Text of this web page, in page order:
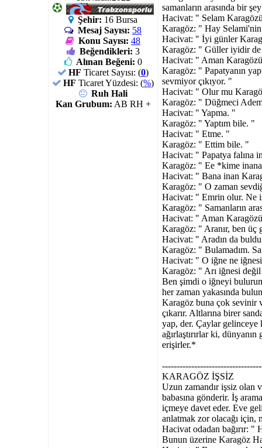
Şehir: 16 Bursa
Mesaj Sayısı: 58
Konu Sayısı: 48
Beğendikleri: 3
Alınan Beğeni: 0
HF Ticaret Sayısı: (0)
HF Ticaret Yüzdesi: (%)
Ruh Hali
Kan Grubum: AB RH +
samanların arasında bir
Hacivat: " Selam
Karagöz: " Hay
Hacivat: " İyi günler
Karagöz: " Güller iyidir de
Hacivat: " Aman
Karagöz: " Papatyanın
sevmiyor çıkıyor. "
Hacivat: " Olur mu
Karagöz: " Düğmeci
Hacivat: " Yapma. "
Karagöz: " Yaptım bile. "
Hacivat: " Etme. "
Karagöz: " Ettim bile. "
Hacivat: " Papatya falına
Karagöz: " Ee *kime
Hacivat: " Bana inan
Karagöz: " O zaman
Hacivat: " Emrin olur. Ne
Karagöz: " Samanların
Hacivat: " Aman
Karagöz: " Aranır, ben üç
Hacivat: " Aradın da
Karagöz: " Bulamadım.
Hacivat: " O iğne ne
Karagöz: " Arı iğnesi
Ben şimdi o iğneyi
her zaman yakasında
Karagöz buna çok sevinir
çıkarır. Altlarına birer
yap, der. Çaylar gelinceye
ağırlaştırırlar ki,
erişirler.*
KARAGÖZ İŞSİZ
Uzun zamandır işsiz olan
babasına gönderir. İş
içmeye davet eder. Eve
anlatmak zor olacağı için,
Hacivat odadan bağırır:
Bunun üzerine Karagöz